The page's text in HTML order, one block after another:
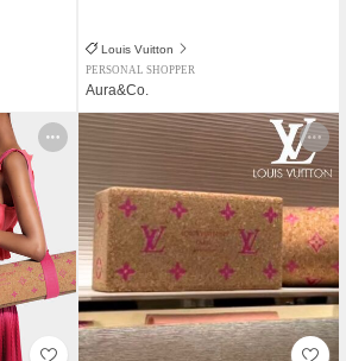
Louis Vuitton
PERSONAL SHOPPER
Aura&Co.